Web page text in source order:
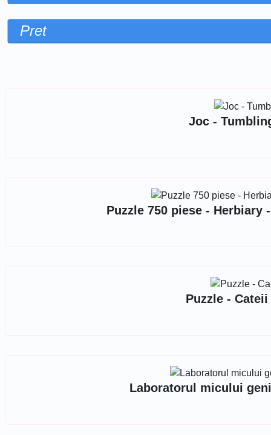
Pret
Joc -
Puzzle 750 piese -
Puzzle -
Laboratorul micului